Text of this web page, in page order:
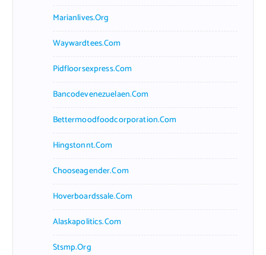
Marianlives.org
Waywardtees.com
Pidfloorsexpress.com
Bancodevenezuelaen.com
Bettermoodfoodcorporation.com
Hingstonnt.com
Chooseagender.com
Hoverboardssale.com
Alaskapolitics.com
Stsmp.org